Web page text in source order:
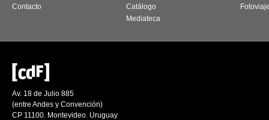
Contacto
Catálogo
Mediateca
Av. 18 de Julio 885
(entre Andes y Convención)
CP 11100. Montevideo. Uruguay